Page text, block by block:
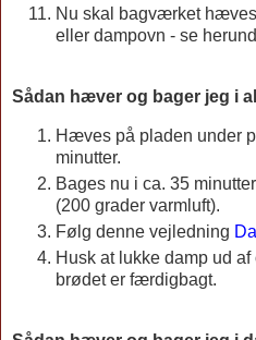
Nu skal bagværket
eller dampovn - se
Sådan hæver og bager jeg i
Hæves på pladen under
minutter.
Bages nu i ca. 35
(200 grader varmluft).
Følg denne vejledning
Husk at lukke damp ud
brødet er færdigbagt.